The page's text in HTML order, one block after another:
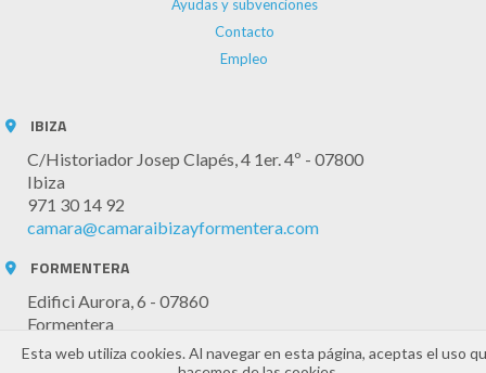
Ayudas y subvenciones
Contacto
Empleo
IBIZA
C/Historiador Josep Clapés, 4 1er. 4º - 07800
Ibiza
971 30 14 92
camara@camaraibizayformentera.com
FORMENTERA
Edifici Aurora, 6 - 07860
Formentera
971 32 20 61
Esta web utiliza cookies. Al navegar en esta página, aceptas el uso